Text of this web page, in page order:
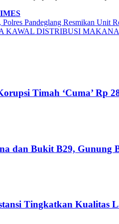
Pandeglang Resmikan Unit
KAWAL DISTRIBUSI
Timah ‘Cuma’ Rp
dan Bukit B29, Gunung
Tingkatkan Kualitas